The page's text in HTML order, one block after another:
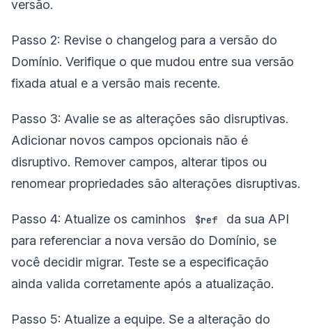
versão.
Passo 2: Revise o changelog para a versão do
Domínio. Verifique o que mudou entre sua versão
fixada atual e a versão mais recente.
Passo 3: Avalie se as alterações são disruptivas.
Adicionar novos campos opcionais não é
disruptivo. Remover campos, alterar tipos ou
renomear propriedades são alterações disruptivas.
Passo 4: Atualize os caminhos $ref
da sua API
para referenciar a nova versão do Domínio, se
você decidir migrar. Teste se a especificação
ainda valida corretamente após a atualização.
Passo 5: Atualize a equipe. Se a alteração do